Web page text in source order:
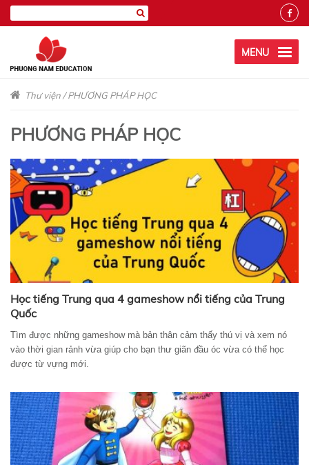
MENU
Thư viện/PHƯƠNG PHÁP HỌC
PHƯƠNG PHÁP HỌC
Học tiếng Trung qua 4 gameshow nổi tiếng của Trung
Quốc
Tìm được những gameshow mà bản thân cảm thấy thú vị và xem nó
vào thời gian rảnh vừa giúp cho bạn thư giãn đầu óc vừa có thể học
được từ vựng mới.